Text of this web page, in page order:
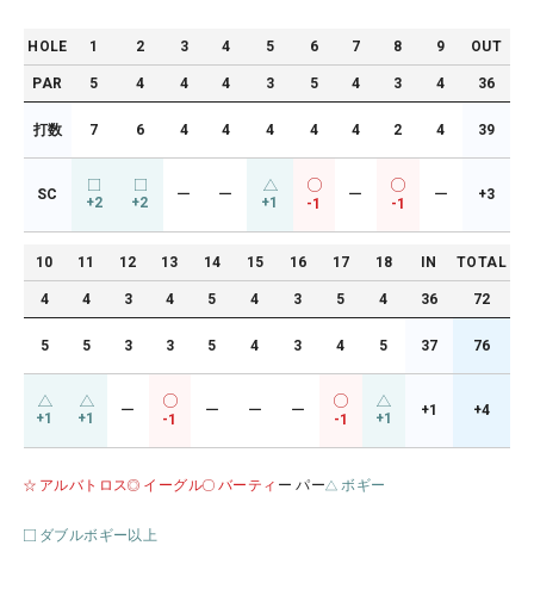
HOLE 1 2 3 4 5 6 7 8 9 OUT
PAR 5 4 4 4 3 5 4 3 4 36
打数 7 6 4 4 4 4 4 2 4 39
SC +2 +2 ー ー +1 -1
ー
-1
ー +3
10 11 12 13 14 15 16 17 18 IN TOTAL
4 4 3 4 5 4 3 5 4 36 72
5 5 3 3 5 4 3 4 5 37 76
+1 +1 ー
-1
ー ー ー
-1 +1 +1 +4
アルバトロス イーグル バーティ ー パー ボギー
ダブルボギー以上